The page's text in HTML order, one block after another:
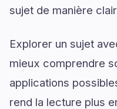
sujet de manière
Explorer un sujet
mieux comprendre
applications
rend la lecture plus